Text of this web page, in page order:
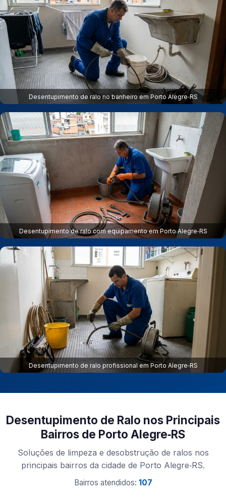
Desentupimento de ralo no banheiro em Porto Alegre‑RS
Desentupimento de ralo com equipamento em Porto Alegre‑RS
Desentupimento de ralo profissional em Porto Alegre‑RS
Desentupimento de Ralo nos Principais
Bairros de Porto Alegre‑RS
Soluções de limpeza e desobstrução de ralos nos
principais bairros da cidade de Porto Alegre‑RS.
Bairros atendidos: 107